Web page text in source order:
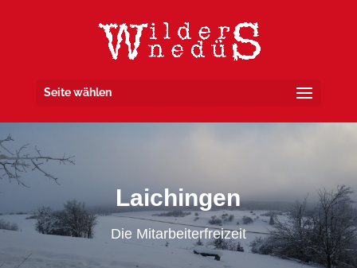
Seite wählen
Laichingen
Die Mitarbeiterfreizeit